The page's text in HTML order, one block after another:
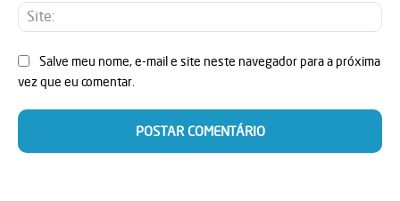
Salve meu nome, e-mail e site neste navegador para a próxima
vez que eu comentar.